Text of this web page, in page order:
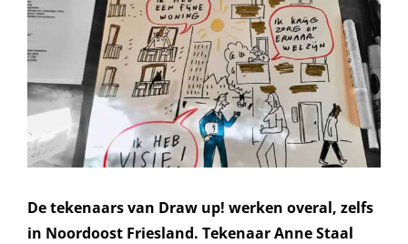
De tekenaars van Draw up! werken overal, zelfs
in Noordoost Friesland. Tekenaar Anne Staal